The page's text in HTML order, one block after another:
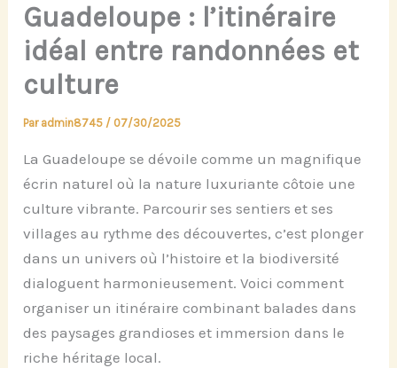
Guadeloupe : l’itinéraire
idéal entre randonnées et
culture
Par admin8745 / 07/30/2025
La Guadeloupe se dévoile comme un magnifique
écrin naturel où la nature luxuriante côtoie une
culture vibrante. Parcourir ses sentiers et ses
villages au rythme des découvertes, c’est plonger
dans un univers où l’histoire et la biodiversité
dialoguent harmonieusement. Voici comment
organiser un itinéraire combinant balades dans
des paysages grandioses et immersion dans le
riche héritage local.